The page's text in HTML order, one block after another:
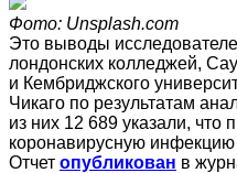
Фото: Unsplash.com
Это выводы
лондонских колледжей,
и Кембриджского
Чикаго по результатам
из них 12 689 указали, что
коронавирусную инфекцию
Отчет опубликован в